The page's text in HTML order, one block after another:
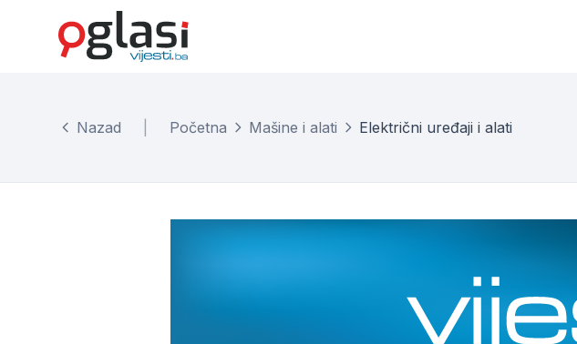
Nazad Početna Mašine i alati Električni uređaji i alati